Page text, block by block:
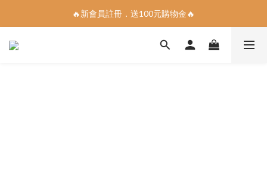
📣指定商品5件95折、10件9折📣
🔥新會員註冊．送100元購物金🔥
全館消費滿1200免運到府